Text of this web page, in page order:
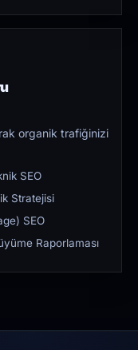
organik trafiğinizi
SEO
Stratejisi
SEO
Raporlaması